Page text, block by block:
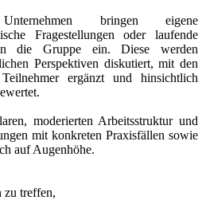
bringen eigene
Fragestellungen oder laufende
in die Gruppe ein. Diese werden
Perspektiven diskutiert, mit den
ergänzt und hinsichtlich
moderierten Arbeitsstruktur und
mit konkreten Praxisfällen sowie
auf Augenhöhe.
zu treffen,